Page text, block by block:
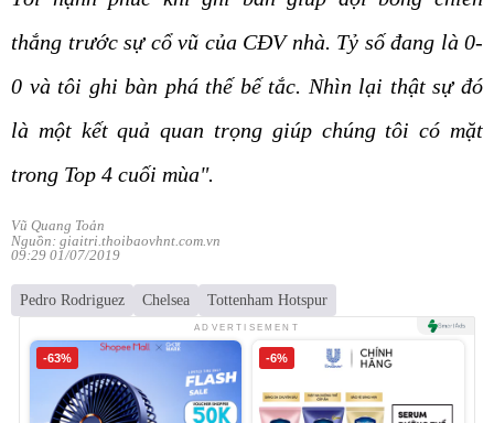
thắng trước sự cổ vũ của CĐV nhà. Tỷ số đang là 0-
0 và tôi ghi bàn phá thế bế tắc. Nhìn lại thật sự đó
là một kết quả quan trọng giúp chúng tôi có mặt
trong Top 4 cuối mùa".
Vũ Quang Toản
Nguồn: giaitri.thoibaovhnt.com.vn
09:29 01/07/2019
Pedro Rodriguez Chelsea Tottenham Hotspur
ADVERTISEMENT
-63% -6%